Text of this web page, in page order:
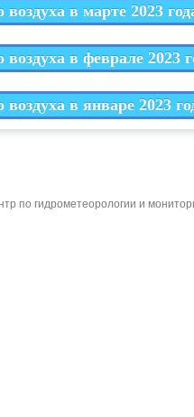
в марте 2023
в феврале 2023
в январе 2023
по гидрометеорологии и